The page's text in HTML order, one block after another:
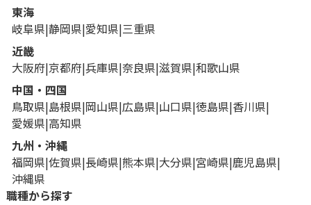
東海
岐阜県 静岡県 愛知県 三重県
近畿
大阪府 京都府 兵庫県 奈良県 滋賀県 和歌山県
中国・四国
鳥取県 島根県 岡山県 広島県 山口県 徳島県 香川県
愛媛県 高知県
九州・沖縄
福岡県 佐賀県 長崎県 熊本県 大分県 宮崎県 鹿児島県
沖縄県
職種から探す